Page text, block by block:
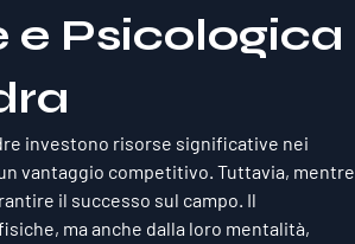
e Psicologica
investono risorse significative nei
vantaggio competitivo. Tuttavia, mentre
il successo sul campo. Il
ma anche dalla loro mentalità,